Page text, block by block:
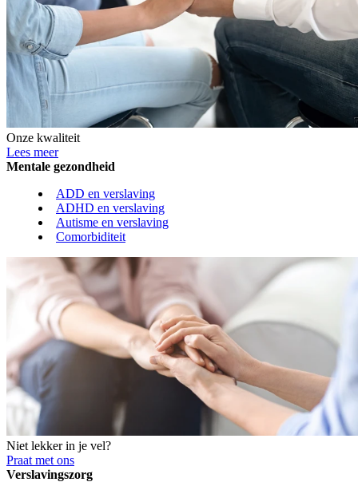
Onze kwaliteit
Lees meer
Mentale gezondheid
ADD en verslaving
ADHD en verslaving
Autisme en verslaving
Comorbiditeit
Niet lekker in je vel?
Praat met ons
Verslavingszorg